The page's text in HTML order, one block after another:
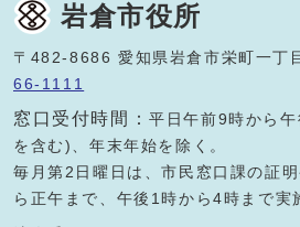
岩倉市役所
〒482-8686 愛知県岩倉市栄町一丁
66-1111
窓口受付時間：平日午前9時から
を含む)、年末年始を除く。
毎月第2日曜日は、市民窓口課の証
ら正午まで、午後1時から4時まで実